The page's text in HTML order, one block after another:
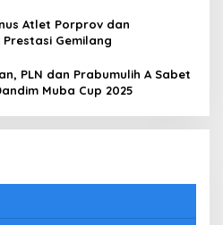
Atlet Porprov dan
Gemilang
PLN dan Prabumulih A Sabet
Muba Cup 2025